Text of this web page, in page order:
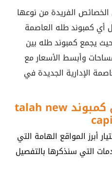
الخصائص الفريدة من نوعها
أي كمبوند طله العاصمة
يجمع كمبوند طله بين
وأبسط الأسعار مع
الإدارية الجديدة في
كمبوند talah new
أبرز المواقع الهامة التي
التي سنذكرها بالتفصيل